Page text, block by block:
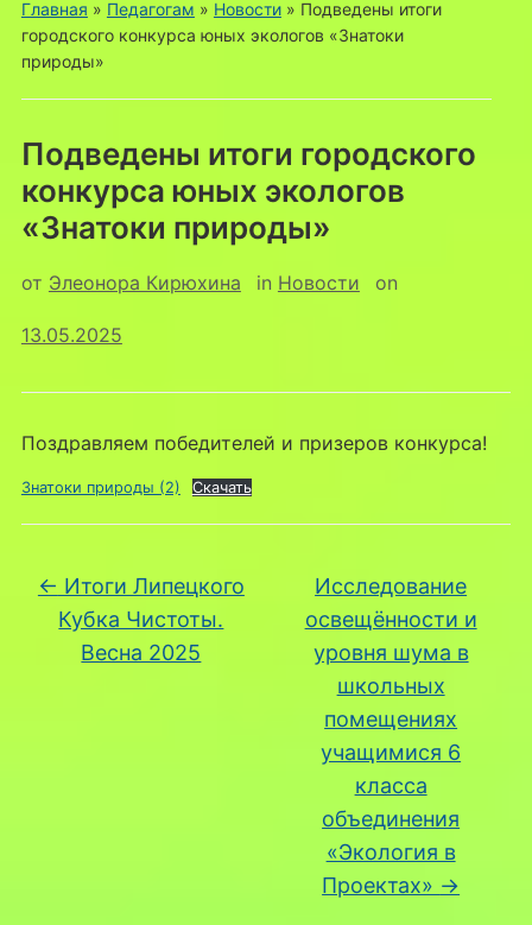
Главная » Педагогам » Новости» Подведены итоги
городского конкурса юных экологов «Знатоки
природы»
Подведены итоги городского
конкурса юных экологов
«Знатоки природы»
от Элеонора Кирюхина in Новости on
13.05.2025
Поздравляем победителей и призеров конкурса!
Знатоки природы (2) Скачать
← Итоги Липецкого
Кубка Чистоты.
Весна 2025
Исследование
освещённости и
уровня шума в
школьных
помещениях
учащимися 6
класса
объединения
«Экология в
Проектах» →